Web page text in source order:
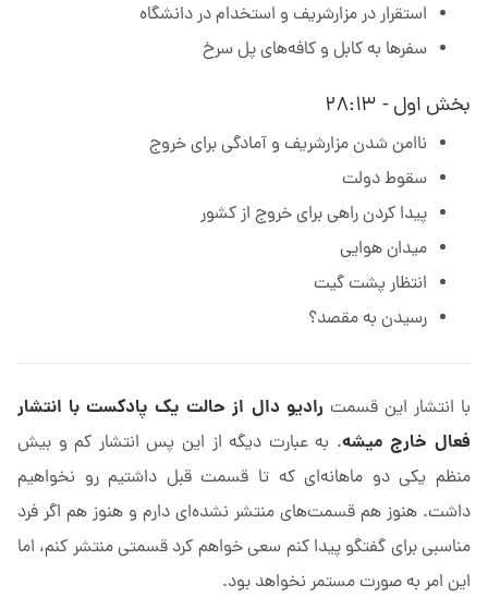
استقرار در مزارشریف و استخدام در دانشگاه
سفرها به کابل و کافه‌های پل سرخ
بخش اول - ۲۸:۱۳
ناامن شدن مزارشریف و آمادگی برای خروج
سقوط دولت
پیدا کردن راهی برای خروج از کشور
میدان هوایی
انتظار پشت گیت
رسیدن به مقصد؟
با انتشار این قسمت رادیو دال از حالت یک پادکست با انتشار
فعال خارج میشه. به عبارت دیگه از این پس انتشار کم و بیش
منظم یکی دو ماهانه‌ای که تا قسمت قبل داشتیم رو نخواهیم
داشت. هنوز هم قسمت‌های منتشر نشده‌ای دارم و هنوز هم اگر فرد
مناسبی برای گفتگو پیدا کنم سعی خواهم کرد قسمتی منتشر کنم، اما
این امر به صورت مستمر نخواهد بود.